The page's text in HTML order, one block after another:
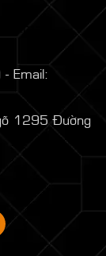
Email:
1295 Đường